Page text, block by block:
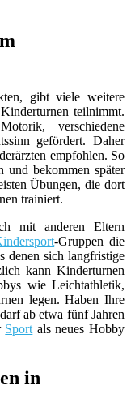
gibt viele weitere
teilnimmt.
verschiedene
gefördert. Daher
empfohlen. So
bekommen später
Übungen, die dort
trainiert.
mit anderen Eltern
-Gruppen die
denen sich langfristige
kann Kinderturnen
wie Leichtathletik,
legen. Haben Ihre
ab etwa fünf Jahren
Sport als neues Hobby
in